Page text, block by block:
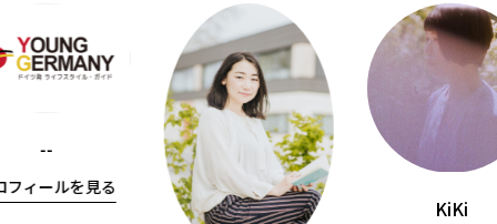
--
フィールを見る
KiKi